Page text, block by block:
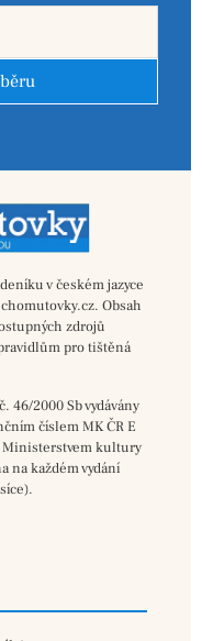
v českém jazyce
Obsah
zdrojů
pro tištěná
46/2000 Sb vydávány
číslem MK ČR E
kultury
na každém vydání